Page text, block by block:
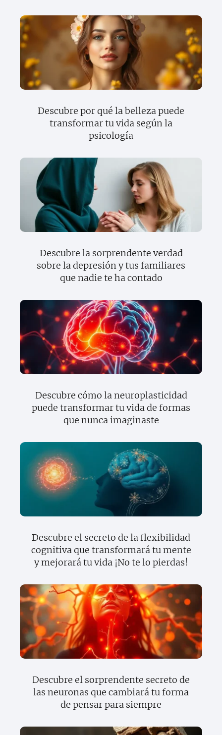
Descubre por qué la belleza puede
transformar tu vida según la
psicología
Descubre la sorprendente verdad
sobre la depresión y tus familiares
que nadie te ha contado
Descubre cómo la neuroplasticidad
puede transformar tu vida de formas
que nunca imaginaste
Descubre el secreto de la flexibilidad
cognitiva que transformará tu mente
y mejorará tu vida ¡No te lo pierdas!
Descubre el sorprendente secreto de
las neuronas que cambiará tu forma
de pensar para siempre